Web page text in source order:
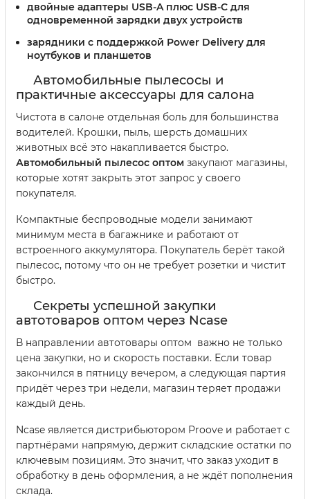
двойные адаптеры USB-A плюс USB-C для
одновременной зарядки двух устройств
зарядники с поддержкой Power Delivery для
ноутбуков и планшетов
Автомобильные пылесосы и
практичные аксессуары для салона
Чистота в салоне отдельная боль для большинства
водителей. Крошки, пыль, шерсть домашних
животных всё это накапливается быстро.
Автомобильный пылесос оптом закупают магазины,
которые хотят закрыть этот запрос у своего
покупателя.
Компактные беспроводные модели занимают
минимум места в багажнике и работают от
встроенного аккумулятора. Покупатель берёт такой
пылесос, потому что он не требует розетки и чистит
быстро.
Секреты успешной закупки
автотоваров оптом через Ncase
В направлении автотовары оптом важно не только
цена закупки, но и скорость поставки. Если товар
закончился в пятницу вечером, а следующая партия
придёт через три недели, магазин теряет продажи
каждый день.
Ncase является дистрибьютором Proove и работает с
партнёрами напрямую, держит складские остатки по
ключевым позициям. Это значит, что заказ уходит в
обработку в день оформления, а не ждёт пополнения
склада.